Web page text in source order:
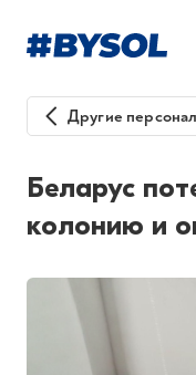
Другие
Беларус
колонию и